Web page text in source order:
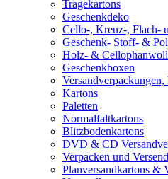
Tragekartons
Geschenkdeko
Cello-, Kreuz-, Flach-
Geschenk- Stoff- &
Holz- &
Geschenkboxen
Kartons
Paletten
Normalfaltkartons
Blitzbodenkartons
DVD & CD
Verpacken und
Planversandkartons &